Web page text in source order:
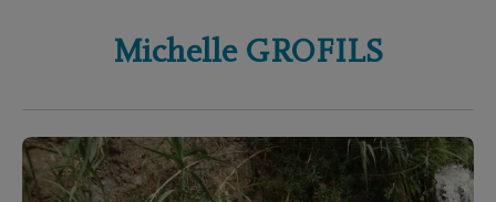
Michelle GROFILS